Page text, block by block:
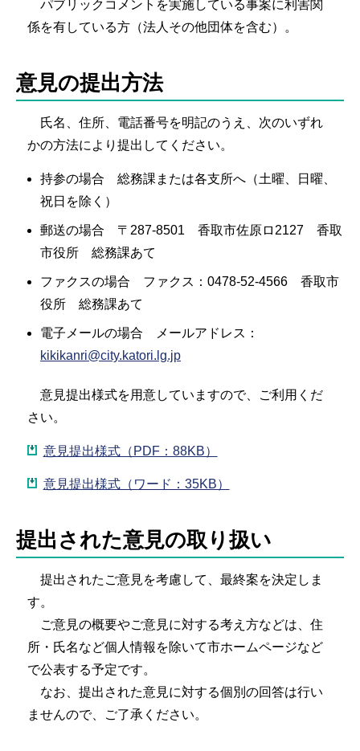
パブリックコメントを実施している事案に利害関
係を有している方（法人その他団体を含む）。
意見の提出方法
氏名、住所、電話番号を明記のうえ、次のいずれ
かの方法により提出してください。
持参の場合 総務課または各支所へ（土曜、日曜、
祝日を除く）
郵送の場合 〒287-8501 香取市佐原ロ2127 香取
市役所 総務課あて
ファクスの場合 ファクス：0478-52-4566 香取市
役所 総務課あて
電子メールの場合 メールアドレス：
kikikanri@city.katori.lg.jp
意見提出様式を用意していますので、ご利用くだ
さい。
意見提出様式（PDF：88KB）
意見提出様式（ワード：35KB）
提出された意見の取り扱い
提出されたご意見を考慮して、最終案を決定しま
す。
ご意見の概要やご意見に対する考え方などは、住
所・氏名など個人情報を除いて市ホームページなど
で公表する予定です。
なお、提出された意見に対する個別の回答は行い
ませんので、ご了承ください。